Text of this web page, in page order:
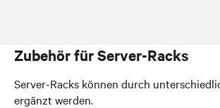
Zubehör für Server-Racks
Server-Racks können durch
ergänzt werden.